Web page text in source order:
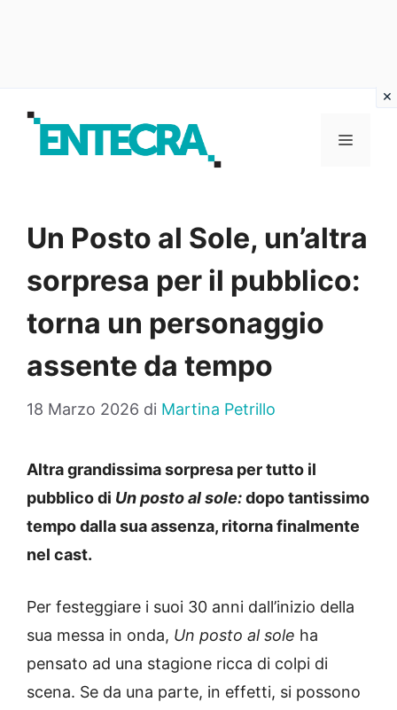
contenuto
MENU
Un Posto al Sole, un’altra
sorpresa per il pubblico:
torna un personaggio
assente da tempo
18 Marzo 2026 di Martina Petrillo
Altra grandissima sorpresa per tutto il
pubblico di Un posto al sole:dopo tantissimo
tempo dalla sua assenza, ritorna finalmente
nel cast.
Per festeggiare i suoi 30 anni dall’inizio della
sua messa in onda, Un posto al sole ha
pensato ad una stagione ricca di colpi di
scena. Se da una parte, in effetti, si possono